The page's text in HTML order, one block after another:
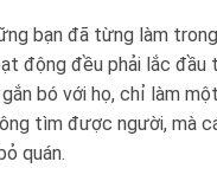
bạn đã từng làm
động đều phải lắc đầu
bó với họ, chỉ làm
tìm được người, mà
quán.